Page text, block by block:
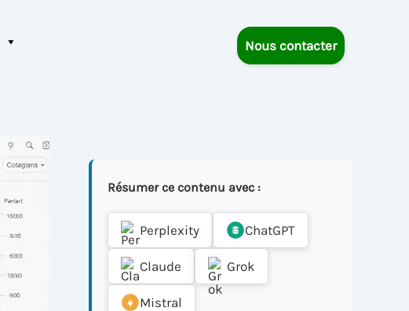
Nous contacter
Résumer ce contenu avec :
Perplexity ChatGPT
Claude Grok
Mistral